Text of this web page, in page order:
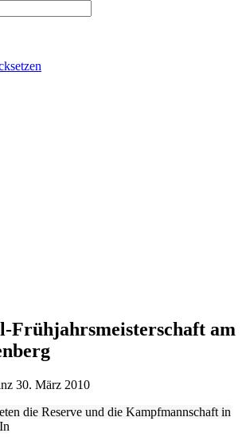
Frühjahrsmeisterschaft am
30. März 2010
die Reserve und die Kampfmannschaft in